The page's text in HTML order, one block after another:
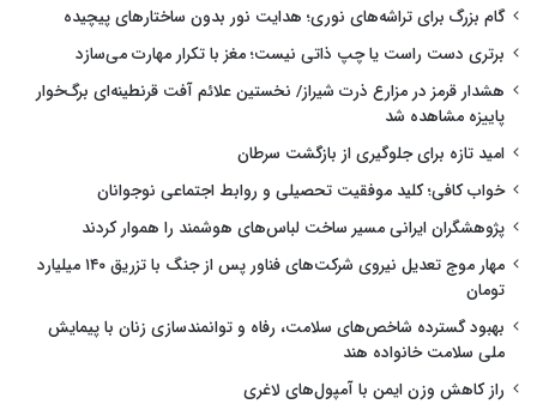
گام بزرگ برای تراشه‌های نوری؛ هدایت نور بدون ساختارهای پیچیده
برتری دست راست یا چپ ذاتی نیست؛ مغز با تکرار مهارت می‌سازد
هشدار قرمز در مزارع ذرت شیراز/ نخستین علائم آفت قرنطینه‌ای برگ‌خوار
پاییزه مشاهده شد
امید تازه برای جلوگیری از بازگشت سرطان
خواب کافی؛ کلید موفقیت تحصیلی و روابط اجتماعی نوجوانان
پژوهشگران ایرانی مسیر ساخت لباس‌های هوشمند را هموار کردند
مهار موج تعدیل نیروی شرکت‌های فناور پس از جنگ با تزریق ۱۴۰ میلیارد
تومان
بهبود گسترده شاخص‌های سلامت، رفاه و توانمندسازی زنان با پیمایش
ملی سلامت خانواده هند
راز کاهش وزن ایمن با آمپول‌های لاغری